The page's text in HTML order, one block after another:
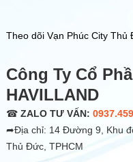
Theo dõi Vạn Phúc City Thủ
Công Ty Cổ
HAVILLAND
☎ ZALO TƯ VẤN:
➦Địa chỉ: 14 Đường 9, Khu
Thủ Đức, TPHCM